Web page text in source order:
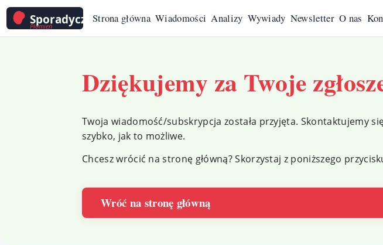
Strona główna Wiadomości Analizy Wywiady Newsletter O nas
Dziękujemy za Twoje
Twoja wiadomość/subskrypcja została przyjęta. Skontaktujemy
szybko, jak to możliwe.
Chcesz wrócić na stronę główną? Skorzystaj z poniższego
Wróć na stronę główną